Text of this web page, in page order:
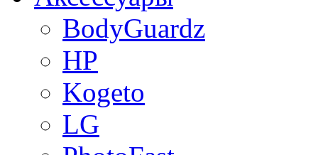
BodyGuardz
HP
Kogeto
LG